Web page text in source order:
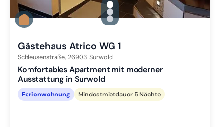
gallery.slide_selector
Zu Slide 1 wechseln
Zu Slide 2 wechseln
Zu Slide 3 wechseln
Gästehaus Atrico WG 1
Schleusenstraße, 26903 Surwold
Komfortables Apartment mit moderner
Ausstattung in Surwold
Ferienwohnung Mindestmietdauer 5 Nächte